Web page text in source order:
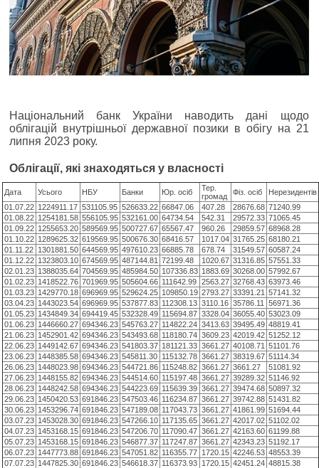
Національний банк України наводить дані щодо
облігацій внутрішньої державної позики в обігу на 21
липня 2023 року.
Облiгацiї, якi знаходяться у власності
Дата Усього НБУ Банки Юр. осіб
Тер.
громад
Фіз. осіб
Нерезидентів
01.07.22 1224911.17 531105.95 526633.22 66847.06 407.28 28676.68 71240.99
01.08.22 1254181.58 556105.95 532161.00 64734.54 542.31 29572.33 71065.45
01.09.22 1255653.20 589569.95 500727.67 65567.47 960.26 29859.57 68968.28
01.10.22 1289625.32 619569.95 500676.30 68416.57 1017.04 31765.25 68180.21
01.11.22 1301881.50 644569.95 497610.23 66885.78 678.74 31549.57 60587.24
01.12.22 1323803.10 674569.95 487144.81 72199.48 1020.67 31316.85 57551.33
02.01.23 1388035.64 704569.95 485984.50 107336.83 1883.69 30268.00 57992.67
01.02.23 1418522.76 701969.95 505604.66 111642.99 2563.27 32768.43 63973.46
01.03.23 1429770.18 696969.95 529624.25 109850.19 2793.27 33391.21 57141.32
03.04.23 1443023.54 696969.95 537877.83 112308.13 3110.16 35786.11
56971.36
01.05.23 1434849.34 694419.45 532328.49 115694.87 3328.04 36055.40 53023.09
01.06.23 1446660.27 694346.23 545763.27 114822.24 3413.63 39495.49 48819.41
21.06.23 1452901.42 694346.23 543493.68 118180.74 3609.23 42019.42 51252.12
22.06.23 1449142.67 694346.23 541803.37 181121.33 3661.27 40108.71 51101.76
23.06.23 1448385.58 694346.23 545811.30 115132.78 3661.27 38319.67 51114.34
26.06.23 1448023.98 694346.23 544721.86 115248.82 3661.27 3661.27
51081.92
27.06.23 1448155.82 694346.23 544514.60 115197.48 3661.27 39289.32 51146.92
28.06.23 1448242.58 694346.23 544223.69 115639.39 3661.27 39474.68 50897.32
29.06.23 1450420.53 691846.23 547503.46 116234.87 3661.27 39742.88 51431.82
30.06.23 1453296.74 691846.23 547189.08 117043.73 3661.27 41861.99 51694.44
03.07.23 1453028.30 691846.23 547266.10 117135.65 3661.27 42017.02 51102.02
04.07.23 1453168.15 691846.23 547206.70 117090.47 3661.27 42163.60 61199.88
05.07.23 1453168.15 691846.23 546877.37 117247.87 3661.27 42343.23 51192.17
06.07.23 1447773.88 691846.23 547051.82 116355.77 1720.15 42246.53 48553.39
07.07.23 1447825.30 691846.23 546618.37 116373.93 1720.15 42451.24 48815.38